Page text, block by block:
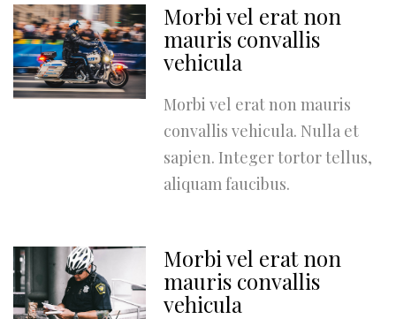
Morbi vel erat non
mauris convallis
vehicula
Morbi vel erat non mauris
convallis vehicula. Nulla et
sapien. Integer tortor tellus,
aliquam faucibus.
Morbi vel erat non
mauris convallis
vehicula